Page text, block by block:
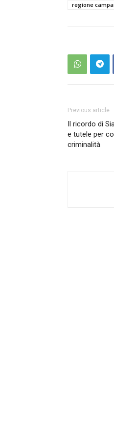
regione
Previous article
Il ricordo di
e tutele per
criminalità